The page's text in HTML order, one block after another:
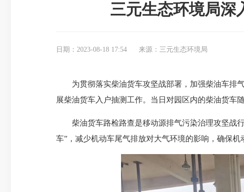
三元生态环境局深
日期：2023-08-18 17:54 来源：三元生态环境局
为贯彻落实柴油货车攻坚战部署，加强柴油车排气
展柴油货车入户抽测工作。当日对园区内的柴油货车
柴油货车路检路查是移动源排气污染治理攻坚战行
车”，减少机动车尾气排放对大气环境的影响，确保机